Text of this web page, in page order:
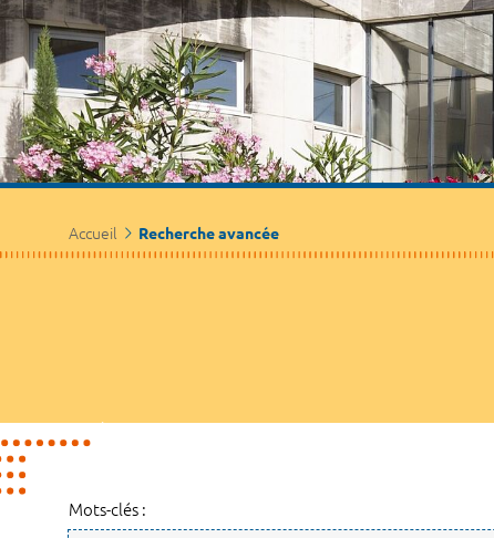
Accueil Recherche avancée
Mots-clés :